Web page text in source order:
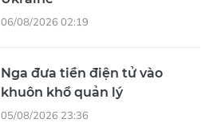
06/08/2026 02:19
Nga đưa tiền điện tử vào
khuôn khổ quản lý
05/08/2026 23:36